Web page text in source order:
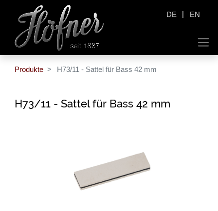
DE | EN
Produkte H73/11 - Sattel für Bass 42 mm
H73/11 - Sattel für Bass 42 mm